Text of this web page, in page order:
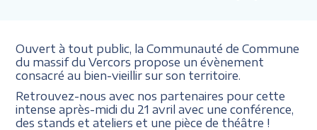
Ouvert à tout public, la Communauté de Commune
du massif du Vercors propose un évènement
consacré au bien-vieillir sur son territoire.
Retrouvez-nous avec nos partenaires pour cette
intense après-midi du 21 avril avec une conférence,
des stands et ateliers et une pièce de théâtre !